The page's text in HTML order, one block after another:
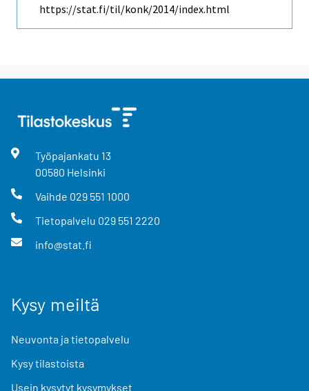
https://stat.fi/til/konk/2014/index.html
Työpajankatu 13
00580 Helsinki
Vaihde 029 551 1000
Tietopalvelu 029 551 2220
info@stat.fi
Kysy meiltä
Neuvonta ja tietopalvelu
Kysy tilastoista
Usein kysytyt kysymykset